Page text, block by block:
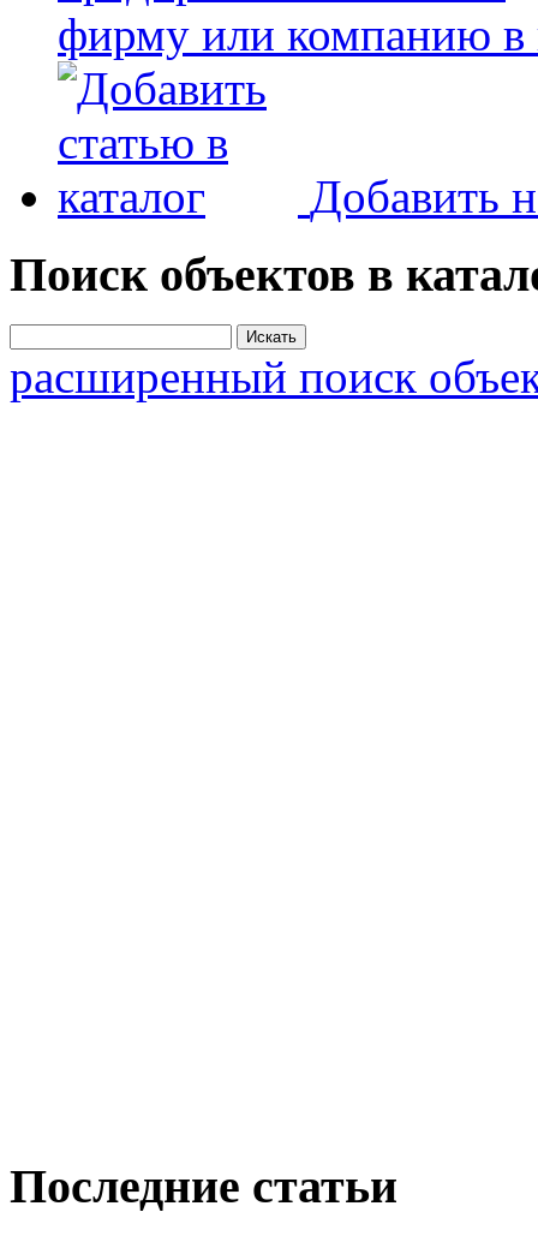
фирму или компанию в
Добавить
Поиск объектов в
расширенный поиск
Последние статьи